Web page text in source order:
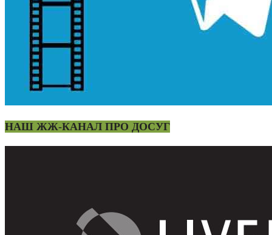
НАШ ЖЖ-КАНАЛ ПРО ДОСУГ